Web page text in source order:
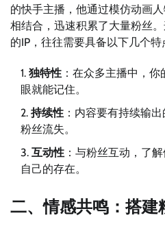
的快手主播，他通过模仿动画
相结合，迅速积累了大量粉丝
的IP，往往需要具备以下几个特
独特性 ：在众多主播中，
眼就能记住。
持续性 ：内容要有持续输
粉丝流失。
互动性 ：与粉丝互动，了
自己的存在。
二、情感共鸣：搭建